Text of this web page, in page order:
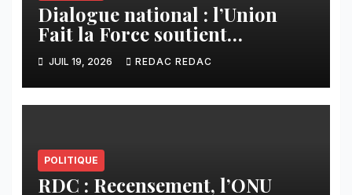
Dialogue national : l’Union
Fait la Force soutient
l’initiative de Tshisekedi et
s’oppose à la participation des
groupes armés
JUIL 19, 2026 REDAC REDAC
POLITIQUE
RDC : Recensement, l’ONU